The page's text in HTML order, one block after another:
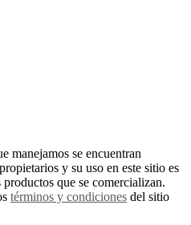
manejamos se encuentran
y su uso en este sitio es
que se comercializan.
términos y condiciones del sitio